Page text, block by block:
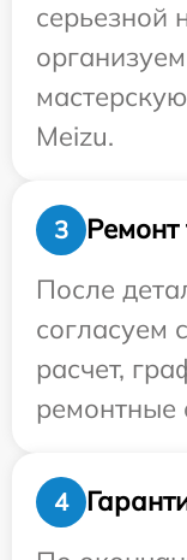
серьезной
Meizu.
3
Ремонт
После
согласуем
расчет,
ремонтные
4